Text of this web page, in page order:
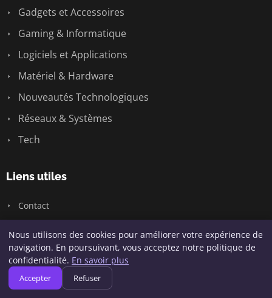
Gadgets et Accessoires
Gaming & Informatique
Logiciels et Applications
Matériel & Hardware
Nouveautés Technologiques
Réseaux & Systèmes
Tech
Liens utiles
Contact
Informations
Plan du site
Nous utilisons des cookies pour améliorer votre expérience de
navigation. En poursuivant, vous acceptez notre politique de
confidentialité. En savoir plus
Accepter Refuser